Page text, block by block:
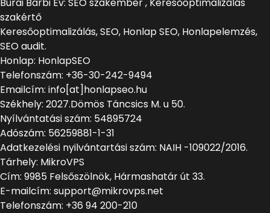
szakértő
Keresőoptimalizálás, SEO, Honlap SEO, Honlapelemzés,
SEO audit.
Honlap: HonlapSEO
Telefonszám: +36-30-242-9494
Emailcím: info[at]honlapseo.hu
Székhely: 2027.Dömös Táncsics M. u 50.
Nyílvántatási szám: 54895724
Adószám: 56259881-1-31
Adatkezelési nyilvántartási szám: NAIH -109022/2016.
Tárhely: MikroVPS
Cím: 9985 Felsőszölnök, Hármashatár út 33.
E-mailcím: support@mikrovps.net
Telefonszám: +36 94 200-210